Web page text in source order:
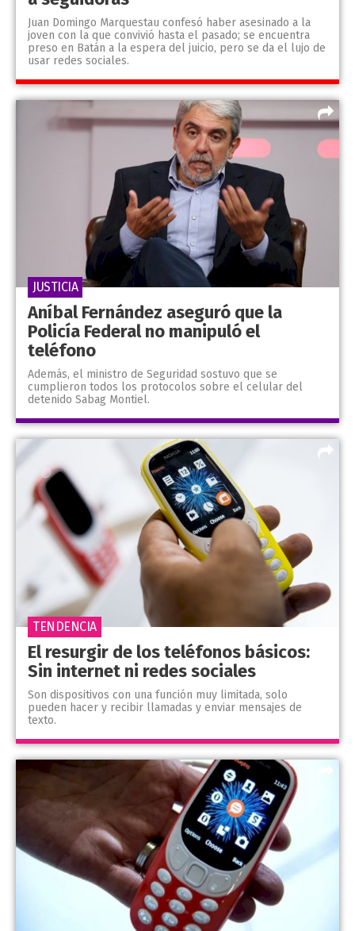
Juan Domingo Marquestau confesó haber asesinado a la
joven con la que convivió hasta el pasado; se encuentra
preso en Batán a la espera del juicio, pero se da el lujo de
usar redes sociales.
Aníbal Fernández aseguró que la
Policía Federal no manipuló el
teléfono
Además, el ministro de Seguridad sostuvo que se
cumplieron todos los protocolos sobre el celular del
detenido Sabag Montiel.
JUSTICIA
El resurgir de los teléfonos básicos:
Sin internet ni redes sociales
Son dispositivos con una función muy limitada, solo
pueden hacer y recibir llamadas y enviar mensajes de
texto.
TENDENCIA